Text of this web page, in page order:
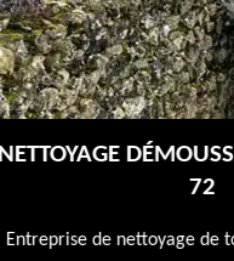
DE TOITURE
72 Sarthe nous